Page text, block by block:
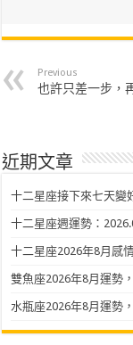
Previous
也許只差一步，
近期文章
十二星座接下來七天變
十二星座週運勢：
十二星座2026年8月感
雙魚座2026年8月運勢
水瓶座2026年8月運勢